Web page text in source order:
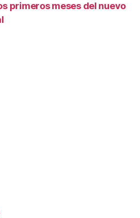
primeros meses del nuevo